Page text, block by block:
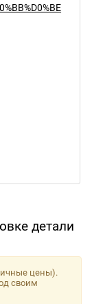
детали
цены).
своим